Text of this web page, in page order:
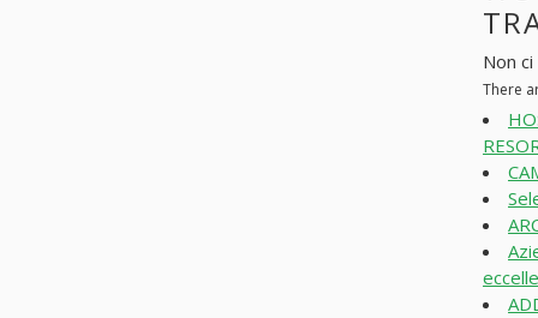
Non
There